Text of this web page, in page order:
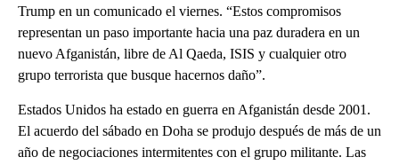
Trump en un comunicado el viernes. “Estos compromisos
representan un paso importante hacia una paz duradera en un
nuevo Afganistán, libre de Al Qaeda, ISIS y cualquier otro
grupo terrorista que busque hacernos daño”.
Estados Unidos ha estado en guerra en Afganistán desde 2001.
El acuerdo del sábado en Doha se produjo después de más de un
año de negociaciones intermitentes con el grupo militante. Las